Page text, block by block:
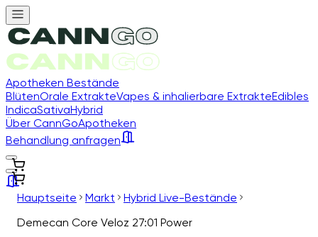
Apotheken Bestände
BlütenOrale ExtrakteVapes & inhalierbare ExtrakteEdibles
IndicaSativaHybrid
Über CannGoApotheken
Behandlung anfragen
Hauptseite Markt
Hybrid Live-Bestände
Demecan Core Veloz 27:01 Power